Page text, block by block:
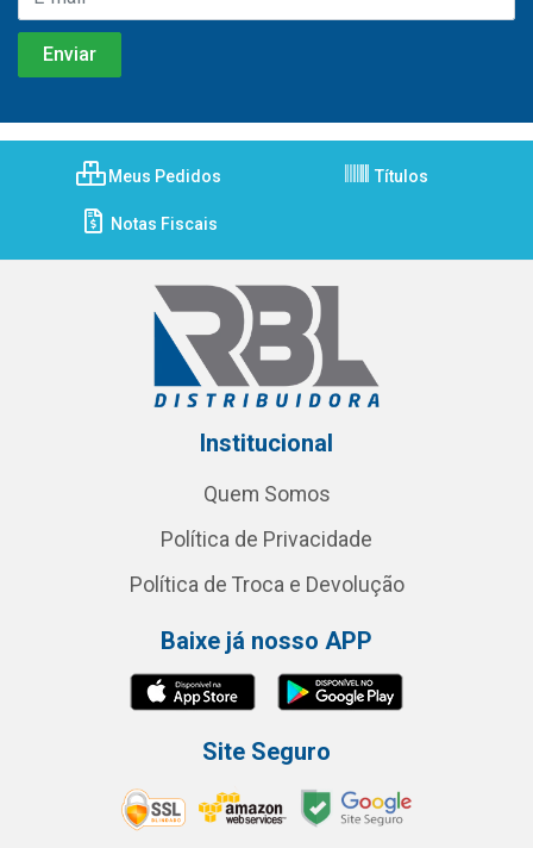
Meus Pedidos Títulos
Notas Fiscais
Institucional
Quem Somos
Política de Privacidade
Política de Troca e Devolução
Baixe já nosso APP
Site Seguro